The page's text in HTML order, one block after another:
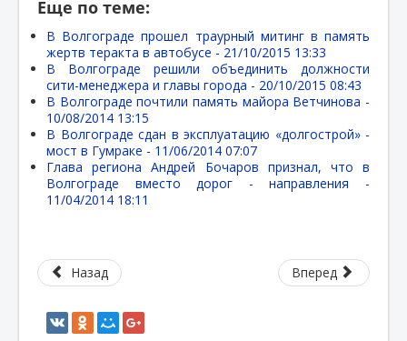
Еще по теме:
В Волгограде прошел траурный митинг в память
жертв теракта в автобусе - 21/10/2015 13:33
В Волгограде решили объединить должности
сити-менеджера и главы города - 20/10/2015 08:43
В Волгограде почтили память майора Ветчинова -
10/08/2014 13:15
В Волгограде сдан в эксплуатацию «долгострой» -
мост в Гумраке - 11/06/2014 07:07
Глава региона Андрей Бочаров признал, что в
Волгограде вместо дорог - направления -
11/04/2014 18:11
Назад Вперед